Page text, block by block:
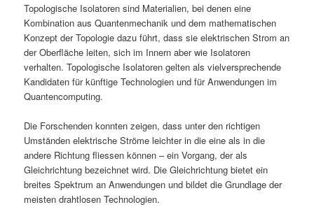
Topologische Isolatoren sind Materialien, bei denen eine
Kombination aus Quantenmechanik und dem mathematischen
Konzept der Topologie dazu führt, dass sie elektrischen Strom an
der Oberfläche leiten, sich im Innern aber wie Isolatoren
verhalten. Topologische Isolatoren gelten als vielversprechende
Kandidaten für künftige Technologien und für Anwendungen im
Quantencomputing.
Die Forschenden konnten zeigen, dass unter den richtigen
Umständen elektrische Ströme leichter in die eine als in die
andere Richtung fliessen können – ein Vorgang, der als
Gleichrichtung bezeichnet wird. Die Gleichrichtung bietet ein
breites Spektrum an Anwendungen und bildet die Grundlage der
meisten drahtlosen Technologien.